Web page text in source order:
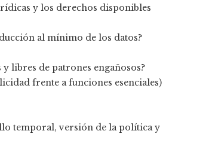
y los derechos disponibles
al mínimo de los datos?
libres de patrones engañosos?
frente a funciones esenciales)
temporal, versión de la política y